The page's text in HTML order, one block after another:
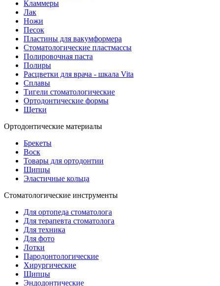
Кламмеры
Лак
Ножи
Песок
Пластины для вакумформера
Стоматологические пластмассы
Полировочная паста
Полиры
Расцветки для врача - шкала Vita
Сплавы
Тигели стоматологические
Ортодонтические формы
Щетки
Ортодонтические материалы
Брекеты
Воск
Товары для ортодонтии
Щипцы
Эластичные кольца
Стоматологические инструменты
Для ортопеда стоматолога
Для терапевта стоматолога
Для техника
Для фото
Лотки
Пародонтологические
Хирургические
Щипцы
Эндодонтические